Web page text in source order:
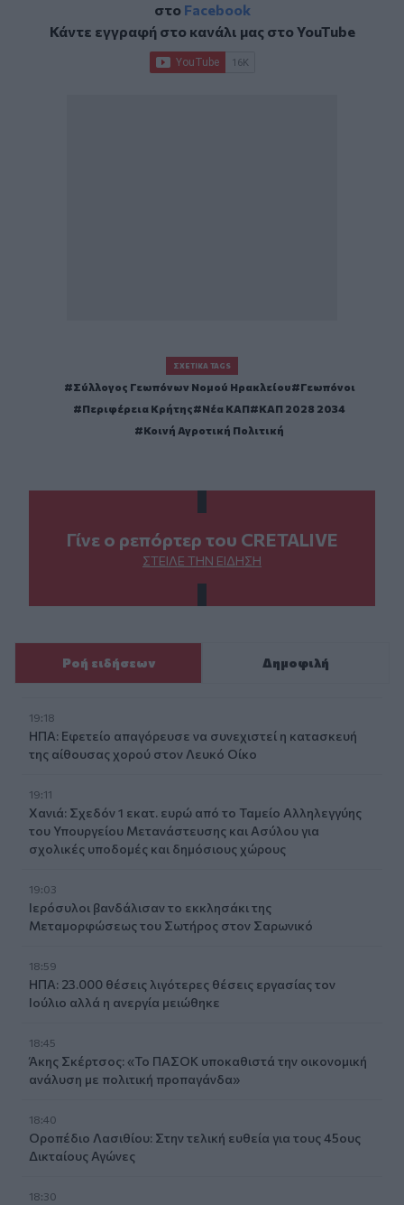
στο Facebook
Κάντε εγγραφή στο κανάλι μας στοYouTube
ΣΧΕΤΙΚΆ TAGS
Σύλλογος Γεωπόνων Νομού Ηρακλείου
Γεωπόνοι
Περιφέρεια Κρήτης
Νέα ΚΑΠ
ΚΑΠ 2028 2034
Κοινή Αγροτική Πολιτική
Γίνε ο ρεπόρτερ του CRETALIVE
ΣΤΕΊΛΕ ΤΗΝ ΕΊΔΗΣΗ
Ροή ειδήσεων Δημοφιλή
19:18
ΗΠΑ: Εφετείο απαγόρευσε να συνεχιστεί η κατασκευή
της αίθουσας χορού στον Λευκό Οίκο
19:11
Χανιά: Σχεδόν 1 εκατ. ευρώ από το Ταμείο Αλληλεγγύης
του Υπουργείου Μετανάστευσης και Ασύλου για
σχολικές υποδομές και δημόσιους χώρους
19:03
Ιερόσυλοι βανδάλισαν το εκκλησάκι της
Μεταμορφώσεως του Σωτήρος στον Σαρωνικό
18:59
ΗΠΑ: 23.000 θέσεις λιγότερες θέσεις εργασίας τον
Ιούλιο αλλά η ανεργία μειώθηκε
18:45
Άκης Σκέρτσος: «Το ΠΑΣΟΚ υποκαθιστά την οικονομική
ανάλυση με πολιτική προπαγάνδα»
18:40
Οροπέδιο Λασιθίου: Στην τελική ευθεία για τους 45ους
Δικταίους Αγώνες
18:30